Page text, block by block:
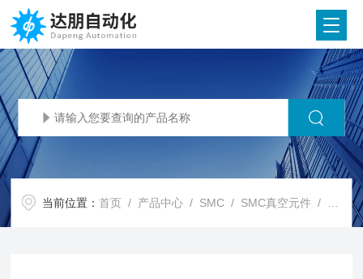
当前位置：首页 / 产品中心 / SMC / SMC真空元件 / SMC代理SMC 小型比例电磁阀 PVQ